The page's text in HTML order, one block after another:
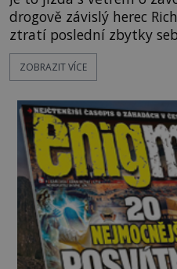
drogově závislý herec
ztratí poslední zbytky
po silnicích ve svém
řetězu. Vše vyvrcholí
následně nalezne
momentem se slavnému
ZOBRAZIT VÍCE